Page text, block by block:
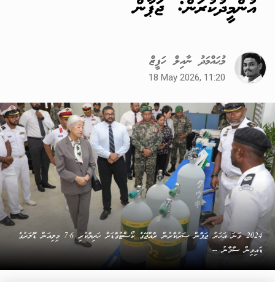
އުންމީދުކުރަން: ޖަޕާން
މުޙައްމަދު ނާއިލް ހަފީޒް
18 May 2026, 11:20
2024 ވަނަ އަހަރު ޖަޕާން ސަރުކާރުން ރާއްޖޭގެ ކޯސްޓުގާޑަށް ހަދިޔާކުރި 7.6 މިލިއަން ޑޮލަރުގެ
ޑައިވިން ސާމާނު --